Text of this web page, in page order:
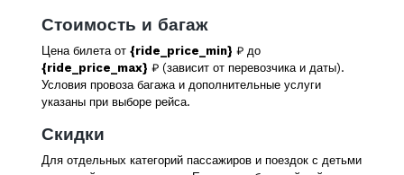
Стоимость и багаж
Цена билета от {ride_price_min} ₽ до
{ride_price_max} ₽ (зависит от перевозчика и даты).
Условия провоза багажа и дополнительные услуги
указаны при выборе рейса.
Скидки
Для отдельных категорий пассажиров и поездок с детьми